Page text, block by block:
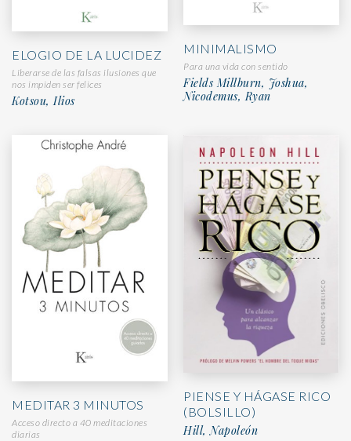
ELOGIO DE LA LUCIDEZ
Liberarse de las falsas ilusiones que
nos impiden ser felices
Kotsou, Ilios
MINIMALISMO
Para una vida con sentido
Fields Millburn, Joshua,
Nicodemus, Ryan
MEDITAR 3 MINUTOS
Acceso directo a 40 meditaciones
diarias
PIENSE Y HÁGASE RICO
(BOLSILLO)
Hill, Napoleón